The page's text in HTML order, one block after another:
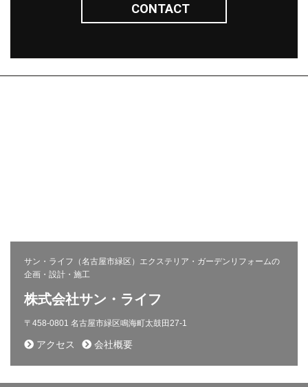
CONTACT
サン・ライフ（名古屋市緑区）エクステリア・ガーデンリフォームの
企画・設計・施工
株式会社サン・ライフ
〒458-0801 名古屋市緑区鳴海町太鼓田27-1
アクセス 会社概要